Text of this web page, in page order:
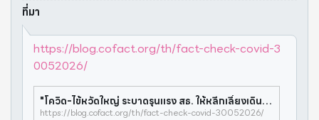
ที่มา
https://blog.cofact.org/th/fact-check-covid-3
0052026/
"โควิด-ไข้หวัดใหญ่ ระบาดรุนแรง สธ. ให้หลีกเลี่ยงเดินทางไป 6 ประเทศ" เป็นข้อมูลเท็จที่เผยแพร่ซ้ำมาตั้งแต่ปี 66
https://blog.cofact.org/th/fact-check-covid-30052026/